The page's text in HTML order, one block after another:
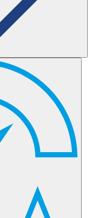
– czyli od 8 do 12
wtedy także pić nic więcej
na czczo informuje lekarz
o taką konieczność w
badań, które tego
Pacjent był wtedy
trudne, dziecko może zjeść
nie później 2-3 godziny
personel
pić mleko?
minimum na pół godziny
niemowląt, powyżej 6
wodę.